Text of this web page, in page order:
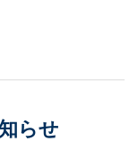
らせ